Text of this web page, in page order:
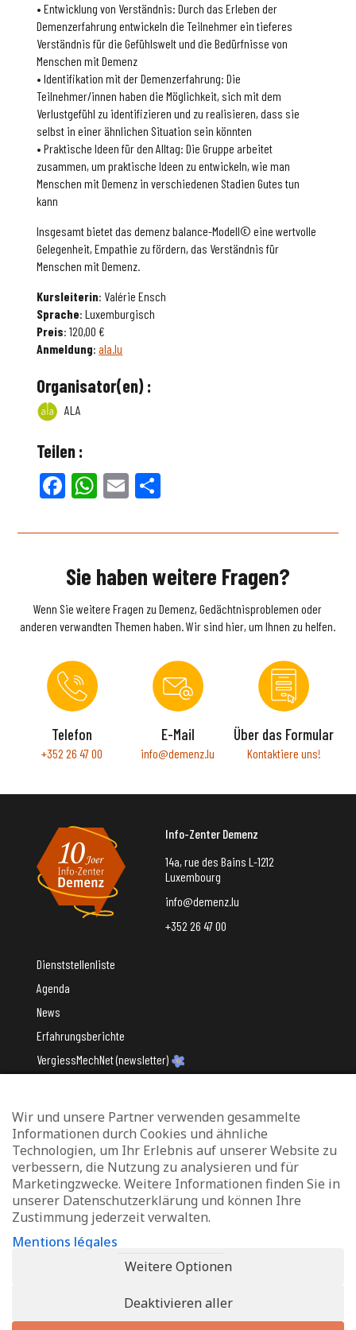
• Entwicklung von Verständnis: Durch das Erleben der
Demenzerfahrung entwickeln die Teilnehmer ein tieferes
Verständnis für die Gefühlswelt und die Bedürfnisse von
Menschen mit Demenz
• Identifikation mit der Demenzerfahrung: Die
Teilnehmer/innen haben die Möglichkeit, sich mit dem
Verlustgefühl zu identifizieren und zu realisieren, dass sie
selbst in einer ähnlichen Situation sein könnten
• Praktische Ideen für den Alltag: Die Gruppe arbeitet
zusammen, um praktische Ideen zu entwickeln, wie man
Menschen mit Demenz in verschiedenen Stadien Gutes tun
kann
Insgesamt bietet das demenz balance-Modell© eine wertvolle
Gelegenheit, Empathie zu fördern, das Verständnis für
Menschen mit Demenz.
Kursleiterin: Valérie Ensch
Sprache: Luxemburgisch
Preis: 120,00 €
Anmeldung:ala.lu
Organisator(en) :
ALA
Teilen :
Facebook
WhatsApp
Email
Sie haben weitere Fragen?
Wenn Sie weitere Fragen zu Demenz, Gedächtnisproblemen oder
anderen verwandten Themen haben. Wir sind hier, um Ihnen zu helfen.
Telefon
+352 26 47 00
E-Mail
info@demenz.lu
Über das Formular
Kontaktiere uns!
Info-Zenter Demenz
14a, rue des Bains L-1212
Luxembourg
info@demenz.lu
+352 26 47 00
Dienststellenliste
Agenda
News
Erfahrungsberichte
VergiessMechNet (newsletter)
Mit Unterstützung des
Datenschutz und Verwaltung von Cookies
Rechtliche Hinweise
Erklärung zur Barrierefreiheit
Wir und unsere Partner verwenden gesammelte
Informationen durch Cookies und ähnliche
Technologien, um Ihr Erlebnis auf unserer Website zu
verbessern, die Nutzung zu analysieren und für
Marketingzwecke. Weitere Informationen finden Sie in
unserer Datenschutzerklärung und können Ihre
Zustimmung jederzeit verwalten.
Mentions légales
Weitere Optionen
Deaktivieren aller